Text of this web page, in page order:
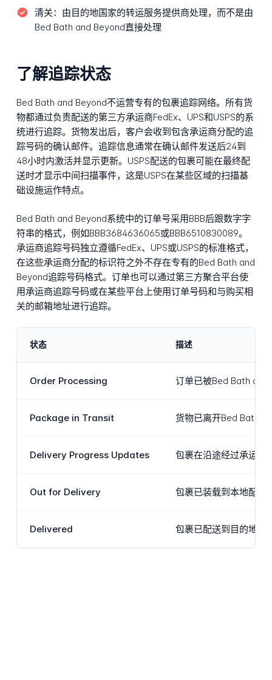
清关： 由目的地国家的转运服务提供商处理，而不是由
Bed Bath and Beyond直接处理
了解追踪状态
Bed Bath and Beyond不运营专有的包裹追踪网络。所有货
物都通过负责配送的第三方承运商FedEx、UPS和USPS的系
统进行追踪。货物发出后，客户会收到包含承运商分配的追
踪号码的确认邮件。追踪信息通常在确认邮件发送后24到
48小时内激活并显示更新。USPS配送的包裹可能在最终配
送时才显示中间扫描事件，这是USPS在某些区域的扫描基
础设施运作特点。
Bed Bath and Beyond系统中的订单号采用BBB后跟数字字
符串的格式，例如BBB3684636065或BBB6510830089。
承运商追踪号码独立遵循FedEx、UPS或USPS的标准格式，
在这些承运商分配的标识符之外不存在专有的Bed Bath and
Beyond追踪号码格式。订单也可以通过第三方聚合平台使
用承运商追踪号码或在某些平台上使用订单号码和与购买相
关的邮箱地址进行追踪。
状态 描述
Order Processing 订单已被Bed Bath and
Package in Transit 货物已离开Bed Bath
Delivery Progress Updates 包裹在沿途经过承运商
Out for Delivery 包裹已装载到本地配送
Delivered 包裹已配送到目的地地